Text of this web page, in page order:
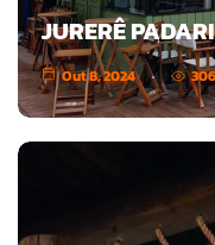
JURERÊ
Out 8, 2024